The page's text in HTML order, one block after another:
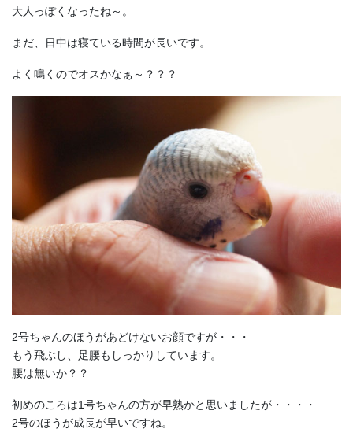
大人っぽくなったね～。
まだ、日中は寝ている時間が長いです。
よく鳴くのでオスかなぁ～？？？
2号ちゃんのほうがあどけないお顔ですが・・・
もう飛ぶし、足腰もしっかりしています。
腰は無いか？？
初めのころは1号ちゃんの方が早熟かと思いましたが・・・・
2号のほうが成長が早いですね。